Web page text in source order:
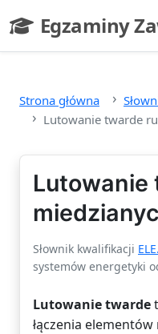
Egzaminy
- strona główna
Strona główna
Lutowanie twarde
Lutowanie
Słownik kwalifikacji
systemów energetyki
Lutowanie twarde
łączenia